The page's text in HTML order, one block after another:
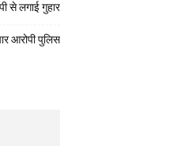
से लगाई गुहार
आरोपी पुलिस